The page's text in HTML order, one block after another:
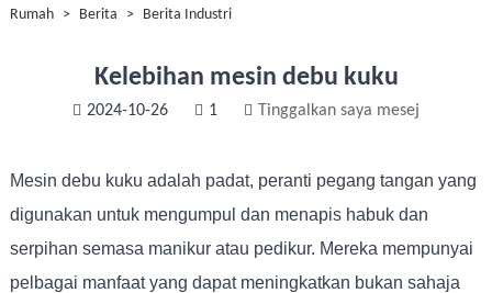
Rumah > Berita > Berita Industri
Kelebihan mesin debu kuku
2024-10-26 1 Tinggalkan saya mesej
Mesin debu kuku adalah padat, peranti pegang tangan yang
digunakan untuk mengumpul dan menapis habuk dan
serpihan semasa manikur atau pedikur. Mereka mempunyai
pelbagai manfaat yang dapat meningkatkan bukan sahaja